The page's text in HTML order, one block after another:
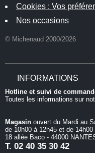
Cookies : Vos
Nos occasions
© Michenaud 2000/2026
INFORMATIONS
Hotline et suivi de
Toutes les informations sur
Magasin ouvert du Mardi au
de 10h00 à 12h45 et de 14h00
18 allée Baco - 44000
T. 02 40 35 30 42